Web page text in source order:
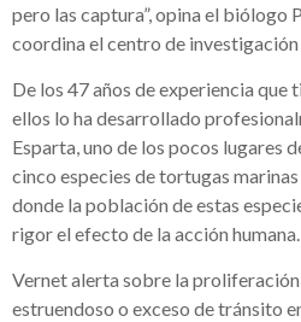
pero las captura”, opina el biólogo
coordina el centro de investigación
De los 47 años de experiencia que
ellos lo ha desarrollado
Esparta, uno de los pocos lugares
cinco especies de tortugas marinas
donde la población de estas
rigor el efecto de la acción humana.
Vernet alerta sobre la
estruendoso o exceso de tránsito